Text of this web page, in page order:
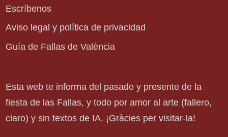
Escríbenos
Aviso legal y política de privacidad
Guía de Fallas de València
Esta web te informa del pasado y presente de la
fiesta de las Fallas, y todo por amor al arte (fallero,
claro) y sin textos de IA. ¡Gràcies per visitar-la!